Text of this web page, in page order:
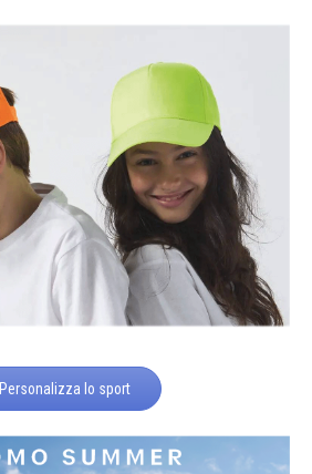
Personalizza lo sport